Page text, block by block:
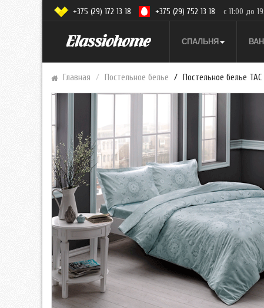
СПАЛЬНЯ
+375 (29) 172 13 18 +375 (29) 752 13 18 с 11:00 до
Главная Постельное белье Постельное белье